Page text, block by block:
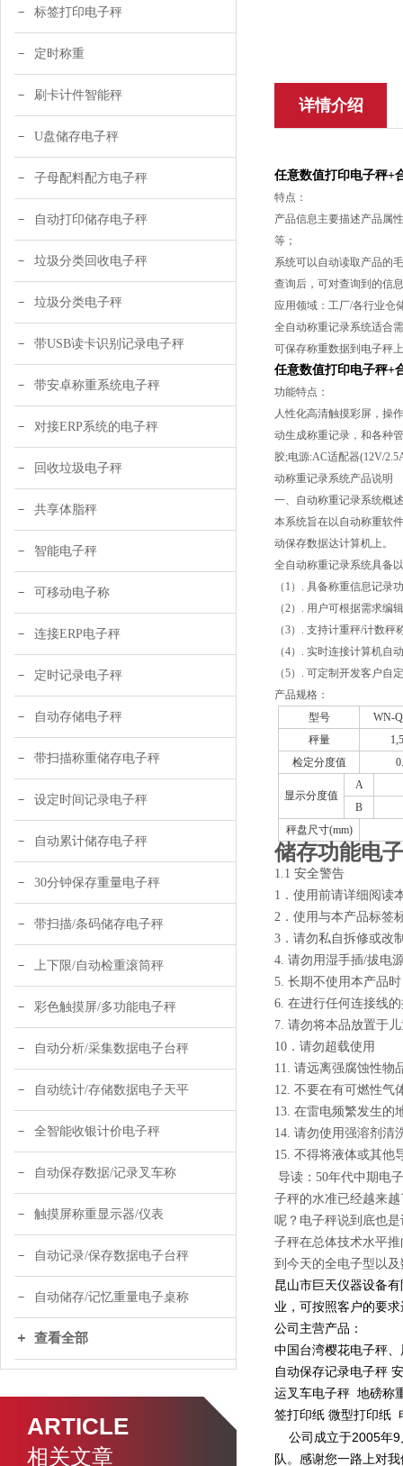
标签打印电子秤
定时称重
刷卡计件智能秤
U盘储存电子秤
子母配料配方电子秤
自动打印储存电子秤
垃圾分类回收电子秤
垃圾分类电子秤
带USB读卡识别记录电子秤
带安卓称重系统电子秤
对接ERP系统的电子秤
回收垃圾电子秤
共享体脂秤
智能电子秤
可移动电子称
连接ERP电子秤
定时记录电子秤
自动存储电子秤
带扫描称重储存电子秤
设定时间记录电子秤
自动累计储存电子秤
30分钟保存重量电子秤
带扫描/条码储存电子秤
上下限/自动检重滚筒秤
彩色触摸屏/多功能电子秤
自动分析/采集数据电子台秤
自动统计/存储数据电子天平
全智能收银计价电子秤
自动保存数据/记录叉车称
触摸屏称重显示器/仪表
自动记录/保存数据电子台秤
自动储存/记忆重量电子桌称
查看全部
ARTICLE
相关文章
详情介绍
任意数值打印电子秤+
特点：
产品信息主要描述产品属
等；
系统可以自动读取产品的
查询后，可对查询到的信
应用领域：工厂/各行业仓
全自动称重记录系统适合
可保存称重数据到电子秤
任意数值打印电子秤+
功能特点：
人性化高清触摸彩屏，操
动生成称重记录，和各种
胶;电源:AC适配器(12V/
动称重记录系统产品说明
一、自动称重记录系统概
本系统旨在以自动称重软
动保存数据达计算机上。
全自动称重记录系统具备
（1）. 具备称重信息记录
（2）. 用户可根据需求编
（3）. 支持计重秤/计数
（4）. 实时连接计算机自
（5）. 可定制开发客户自
产品规格：
型号
WN-
秤量
检定分度值
显示分度值
A
B
秤盘尺寸(mm)
储存功能电
1.1 安全警告
1．使用前请详细阅读
2．使用与本产品标签
3．请勿私自拆修或改
4. 请勿用湿手插/拔电
5. 长期不使用本产品
6. 在进行任何连接线
7. 请勿将本品放置于
10．请勿超载使用
11. 请远离强腐蚀性物
12. 不要在有可燃性气
13. 在雷电频繁发生的
14. 请勿使用强溶剂清
15. 不得将液体或其他
导读：50年代中期电
子秤的水准已经越来
呢？电子秤说到底也
子秤在总体技术水平
到今天的全电子型以
昆山市巨天仪器设备
业，可按照客户的要
公司主营产品：
中国台湾樱花电子秤
自动保存记录电子秤
运叉车电子秤 地磅称
签打印纸 微型打印纸
公司成立于2005年
队。感谢您一路上对